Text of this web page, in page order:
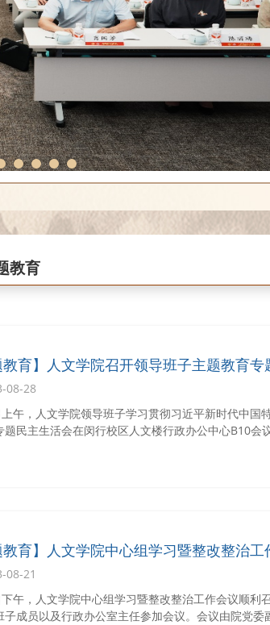
13 14
教育
教育】人文学院召开领导班子主题教育
08-28
午，人文学院领导班子学习贯彻习近平新时代中国
题民主生活会在闵行校区人文楼行政办公中心B10会
教育】人文学院中心组学习暨整改整治
08-21
午，人文学院中心组学习暨整改整治工作会议顺利
子成员以及行政办公室主任参加会议。会议由院党委